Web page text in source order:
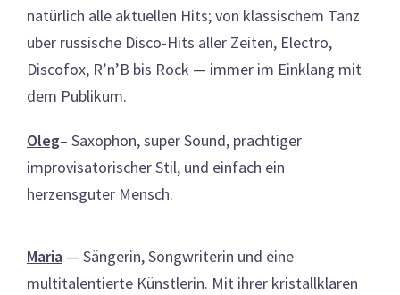
natürlich alle aktuellen Hits; von klassischem Tanz
über russische Disco-Hits aller Zeiten, Electro,
Discofox, R’n’B bis Rock — immer im Einklang mit
dem Publikum.
Oleg– Saxophon, super Sound, prächtiger
improvisatorischer Stil, und einfach ein
herzensguter Mensch.
Maria — Sängerin, Songwriterin und eine
multitalentierte Künstlerin. Mit ihrer kristallklaren